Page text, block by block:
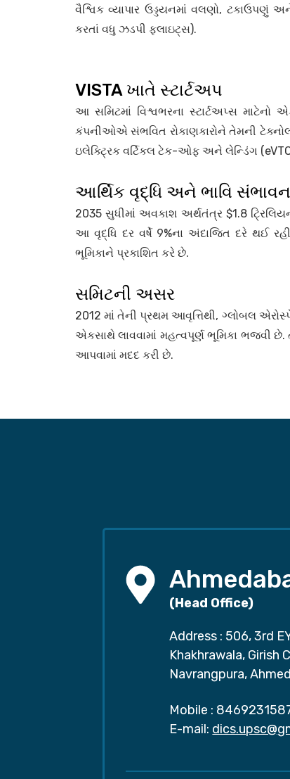
વૈશ્વિક વ્યાપાર ઉડ્ડયનમાં વલણો, ટકાઉપણું
કરતાં વધુ ઝડપી ફ્લાઇટ્સ).
VISTA ખાતે સ્ટાર્ટઅપ
આ સમિટમાં વિશ્વભરના સ્ટાર્ટઅપ્સ
કંપનીઓએ સંભવિત રોકાણકારોને તેમની
ઇલેક્ટ્રિક વર્ટિકલ ટેક-ઓફ અને લેન્ડિંગ
આર્થિક વૃદ્ધિ અને ભાવિ
2035 સુધીમાં અવકાશ અર્થતંત્ર $1.8
આ વૃદ્ધિ દર વર્ષે 9%ના અંદાજિત દરે થઈ
ભૂમિકાને પ્રકાશિત કરે છે.
સમિટની અસર
2012 માં તેની પ્રથમ આવૃત્તિથી, ગ્લોબલ
એકસાથે લાવવામાં મહત્વપૂર્ણ ભૂમિકા ભજવી
આપવામાં મદદ કરી છે.
(Head Office)
Address : 506, 3rd
Khakhrawala, Girish
Navrangpura,
Mobile :
E-mail: